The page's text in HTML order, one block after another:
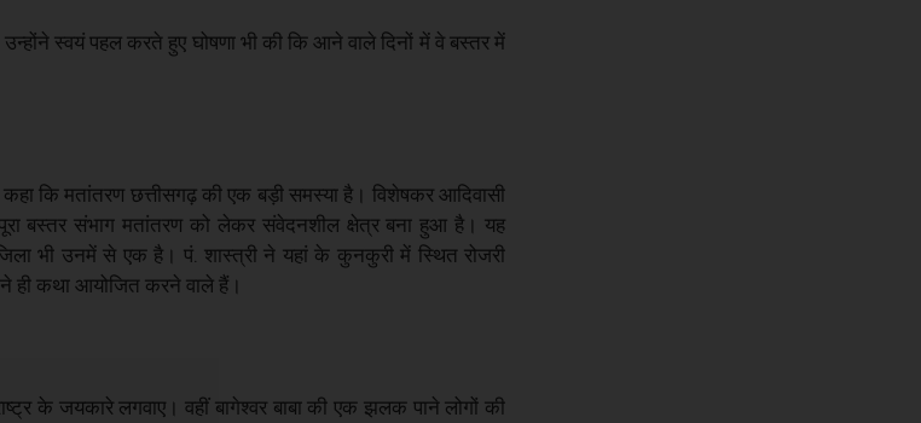
स्वयं पहल करते हुए घोषणा भी की कि आने वाले दिनों में वे बस्तर में
कि मतांतरण छत्तीसगढ़ की एक बड़ी समस्या है। विशेषकर आदिवासी
बस्तर संभाग मतांतरण को लेकर संवेदनशील क्षेत्र बना हुआ है। यह
भी उनमें से एक है। पं. शास्त्री ने यहां के कुनकुरी में स्थित रोजरी
ही कथा आयोजित करने वाले हैं।
के जयकारे लगवाए। वहीं बागेश्वर बाबा की एक झलक पाने लोगों की